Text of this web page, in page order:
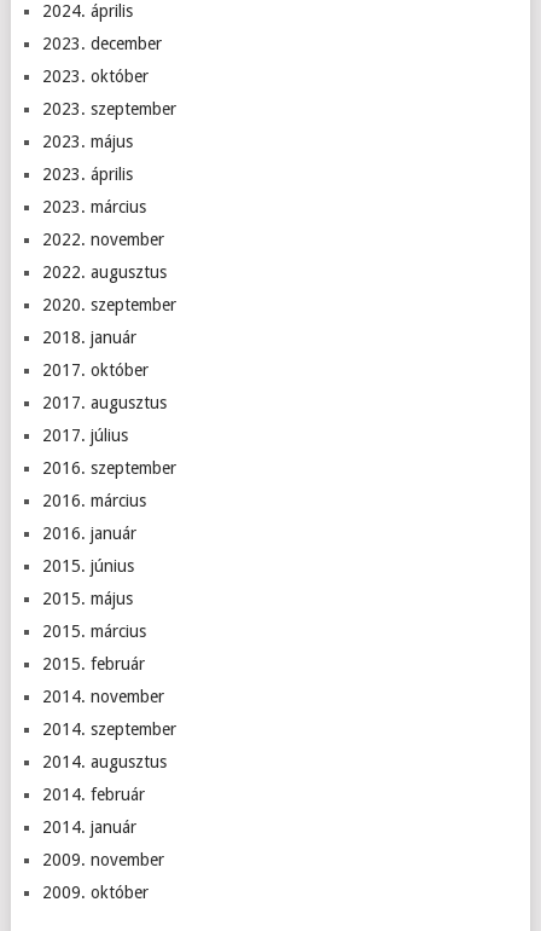
2024. április
2023. december
2023. október
2023. szeptember
2023. május
2023. április
2023. március
2022. november
2022. augusztus
2020. szeptember
2018. január
2017. október
2017. augusztus
2017. július
2016. szeptember
2016. március
2016. január
2015. június
2015. május
2015. március
2015. február
2014. november
2014. szeptember
2014. augusztus
2014. február
2014. január
2009. november
2009. október